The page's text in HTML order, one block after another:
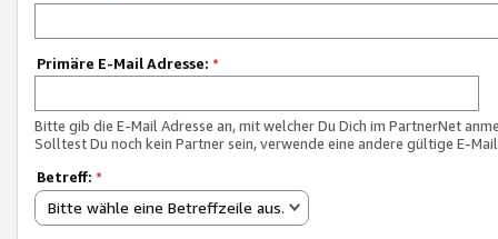
Primäre E-Mail Adresse: *
Bitte gib die E-Mail Adresse an, mit welcher Du Dich im PartnerNet
Solltest Du noch kein Partner sein, verwende eine andere gültige E-
Betreff: *
Bitte wähle eine Betreffzeile aus.